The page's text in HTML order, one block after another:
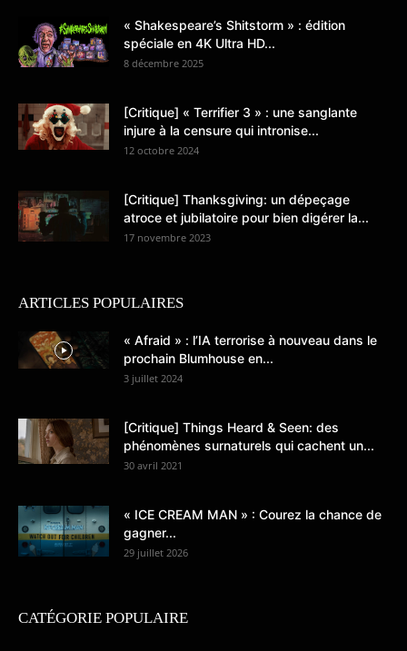
« Shakespeare’s Shitstorm » : édition
spéciale en 4K Ultra HD...
8 décembre 2025
[Critique] « Terrifier 3 » : une sanglante
injure à la censure qui intronise...
12 octobre 2024
[Critique] Thanksgiving: un dépeçage
atroce et jubilatoire pour bien digérer la...
17 novembre 2023
ARTICLES POPULAIRES
« Afraid » : l’IA terrorise à nouveau dans le
prochain Blumhouse en...
3 juillet 2024
[Critique] Things Heard & Seen: des
phénomènes surnaturels qui cachent un...
30 avril 2021
« ICE CREAM MAN » : Courez la chance de
gagner...
29 juillet 2026
CATÉGORIE POPULAIRE